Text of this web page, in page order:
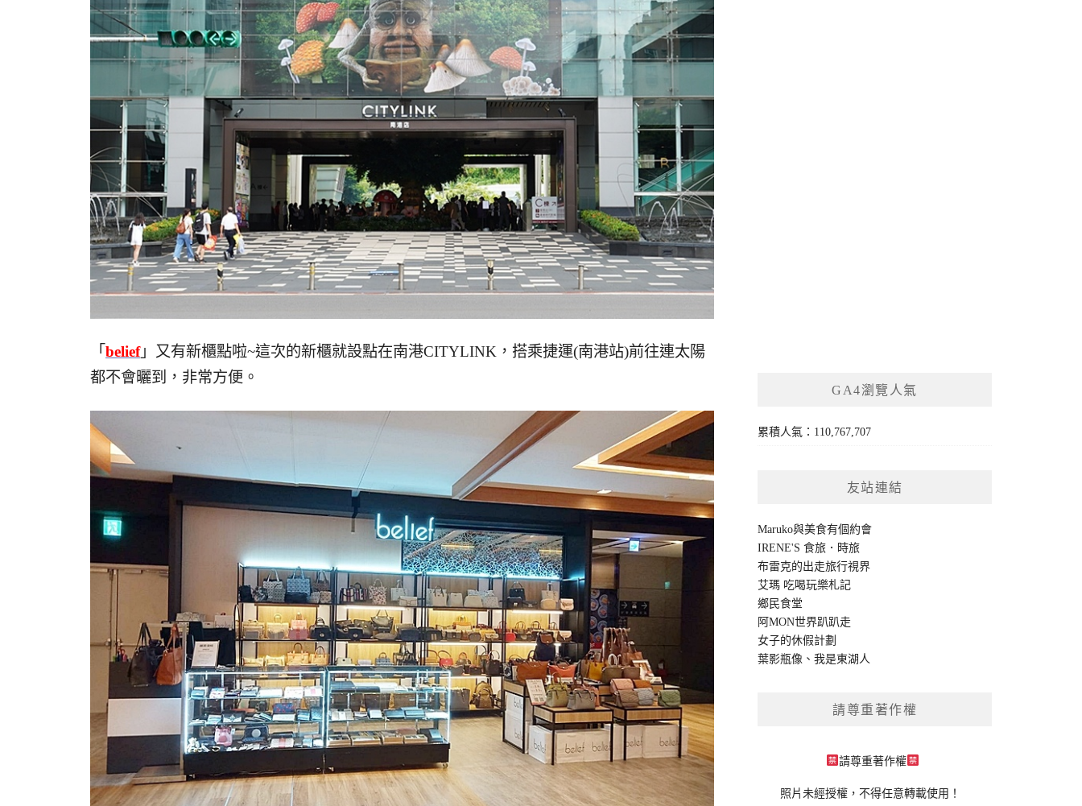
「 belief」又有新櫃點啦~這次的新櫃就設點在南港CITYLINK，搭乘捷運(南港站)前往連太陽
都不會曬到，非常方便。
GA4瀏覽人氣
累積人氣：110,767,707
友站連結
Maruko與美食有個約會
IRENE'S 食旅．時旅
布雷克的出走旅行視界
艾瑪 吃喝玩樂札記
鄉民食堂
阿MON世界趴趴走
女子的休假計劃
葉影瓶像 、我是東湖人
請尊重著作權
請尊重著作權
照片未經授權，不得任意轉載使用！